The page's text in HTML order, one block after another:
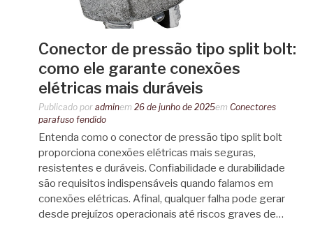
Conector de pressão tipo split bolt:
como ele garante conexões
elétricas mais duráveis
Publicado por adminem 26 de junho de 2025em Conectores
parafuso fendido
Entenda como o conector de pressão tipo split bolt
proporciona conexões elétricas mais seguras,
resistentes e duráveis. Confiabilidade e durabilidade
são requisitos indispensáveis quando falamos em
conexões elétricas. Afinal, qualquer falha pode gerar
desde prejuízos operacionais até riscos graves de…